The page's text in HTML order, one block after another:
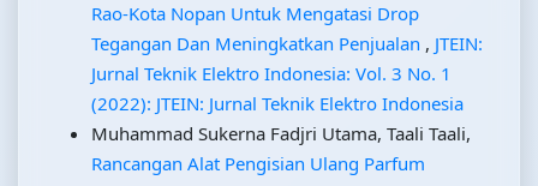
Rao-Kota Nopan Untuk Mengatasi Drop
Tegangan Dan Meningkatkan Penjualan , JTEIN:
Jurnal Teknik Elektro Indonesia: Vol. 3 No. 1
(2022): JTEIN: Jurnal Teknik Elektro Indonesia
Muhammad Sukerna Fadjri Utama, Taali Taali,
Rancangan Alat Pengisian Ulang Parfum